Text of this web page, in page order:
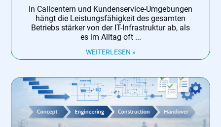
In Callcentern und Kundenservice-Umgebungen
hängt die Leistungsfähigkeit des gesamten
Betriebs stärker von der IT-Infrastruktur ab, als
es im Alltag oft
WEITERLESEN »